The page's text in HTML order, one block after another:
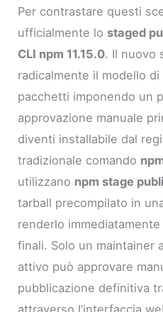
Per contrastare questi
ufficialmente lo staged
CLI npm 11.15.0. Il nuovo
radicalmente il modello
pacchetti imponendo un
approvazione manuale
diventi installabile dal
tradizionale comando
utilizzano npm stage
tarball precompilato in
renderlo
finali. Solo un maintainer
attivo può approvare
pubblicazione definitiva